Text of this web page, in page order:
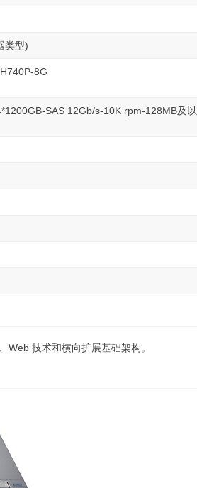
类型)
8G
SAS 12Gb/s-10K rpm-128MB及以
Web 技术和横向扩展基础架构。